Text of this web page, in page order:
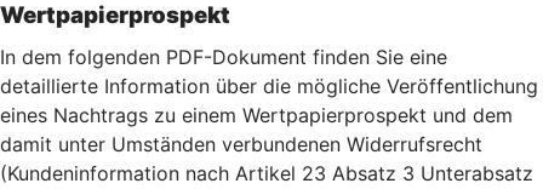
Wertpapierprospekt
In dem folgenden PDF-Dokument finden Sie eine
detaillierte Information über die mögliche Veröffentlichung
eines Nachtrags zu einem Wertpapierprospekt und dem
damit unter Umständen verbundenen Widerrufsrecht
(Kundeninformation nach Artikel 23 Absatz 3 Unterabsatz